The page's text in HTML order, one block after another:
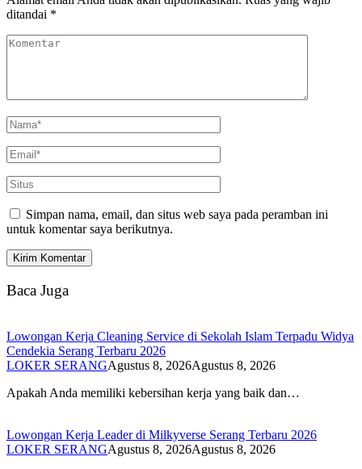
ditandai *
Simpan nama, email, dan situs web saya pada peramban ini
untuk komentar saya berikutnya.
Baca Juga
Lowongan Kerja Cleaning Service di Sekolah Islam Terpadu Widya
Cendekia Serang Terbaru 2026
LOKER SERANGAgustus 8, 2026Agustus 8, 2026
Apakah Anda memiliki kebersihan kerja yang baik dan…
Lowongan Kerja Leader di Milkyverse Serang Terbaru 2026
LOKER SERANGAgustus 8, 2026Agustus 8, 2026